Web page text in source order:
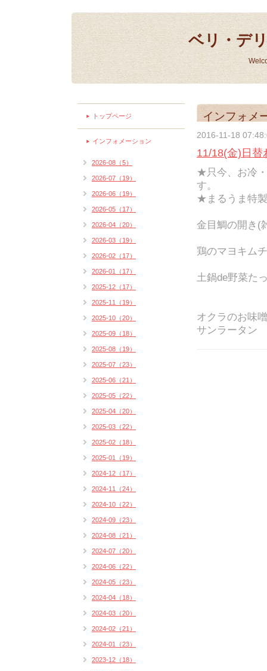
ベリ・デ
インフォメ
2016-11-18
11/18(金)日替
★只今、お冷
す。
★まるうま特
金目鯛の開き(
鶏のマヨキム
土鍋de野菜た
オクラのお味
サンラータン
トップページ
インフォメーション
2026-08（5）
2026-07（19）
2026-06（19）
2026-05（17）
2026-04（20）
2026-03（19）
2026-02（17）
2026-01（17）
2025-12（17）
2025-11（19）
2025-10（20）
2025-09（18）
2025-08（19）
2025-07（23）
2025-06（21）
2025-05（22）
2025-04（20）
2025-03（22）
2025-02（18）
2025-01（19）
2024-12（17）
2024-11（24）
2024-10（22）
2024-09（23）
2024-08（21）
2024-07（20）
2024-06（22）
2024-05（23）
2024-04（18）
2024-03（20）
2024-02（21）
2024-01（23）
2023-12（18）